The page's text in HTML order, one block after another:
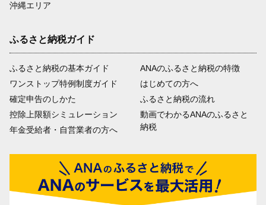
沖縄エリア
ふるさと納税ガイド
ふるさと納税の基本ガイド
ワンストップ特例制度ガイド
確定申告のしかた
控除上限額シミュレーション
年金受給者・自営業者の方へ
ANAのふるさと納税の特徴
はじめての方へ
ふるさと納税の流れ
動画でわかるANAのふるさと
納税